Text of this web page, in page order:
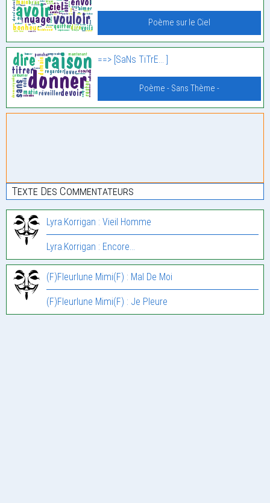
Poème sur le Ciel
==> [SaNs TiTrE… ]
Poème - Sans Thème -
Texte Des Commentateurs
Lyra.Korrigan : Vieil Homme
Lyra.Korrigan : Encore…
(F)Fleurlune Mimi(F) : Mal De Moi
(F)Fleurlune Mimi(F) : Je Pleure